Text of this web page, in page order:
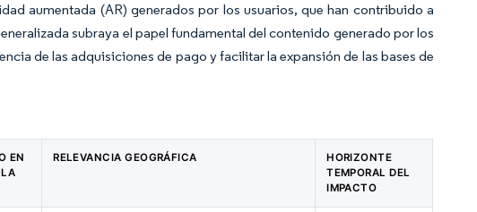
aumentada (AR) generados por los usuarios, que han contribuido a
subraya el papel fundamental del contenido generado por los
de las adquisiciones de pago y facilitar la expansión de las bases de
EN
LA
RELEVANCIA GEOGRÁFICA
HORIZONTE
TEMPORAL DEL
IMPACTO